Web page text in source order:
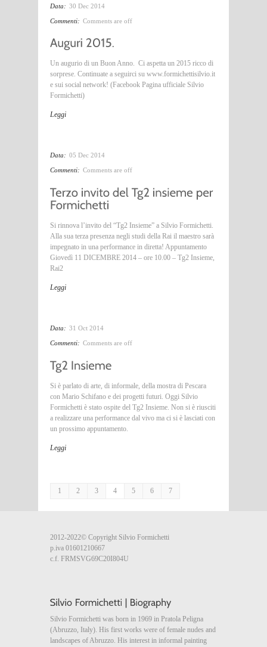
Data: 30 Dec 2014
Commenti: Comments are off
Un augurio di un Buon Anno. Ci aspetta un 2015 ricco di
sorprese. Continuate a seguirci su www.formichettisilvio.it
e sui social network! (Facebook Pagina ufficiale Silvio
Formichetti)
Leggi
Data: 05 Dec 2014
Commenti: Comments are off
Si rinnova l’invito del “Tg2 Insieme” a Silvio Formichetti.
Alla sua terza presenza negli studi della Rai il maestro sarà
impegnato in una performance in diretta! Appuntamento
Giovedì 11 DICEMBRE 2014 – ore 10.00 – Tg2 Insieme,
Rai2
Leggi
Data: 31 Oct 2014
Commenti: Comments are off
Si è parlato di arte, di informale, della mostra di Pescara
con Mario Schifano e dei progetti futuri. Oggi Silvio
Formichetti è stato ospite del Tg2 Insieme. Non si è riusciti
a realizzare una performance dal vivo ma ci si è lasciati con
un prossimo appuntamento.
Leggi
1 2 3 4 5 6 7
2012-2022© Copyright Silvio Formichetti
p.iva 01601210667
c.f. FRMSVG69C20I804U
Silvio Formichetti was born in 1969 in Pratola Peligna
(Abruzzo, Italy). His first works were of female nudes and
landscapes of Abruzzo. His interest in informal painting